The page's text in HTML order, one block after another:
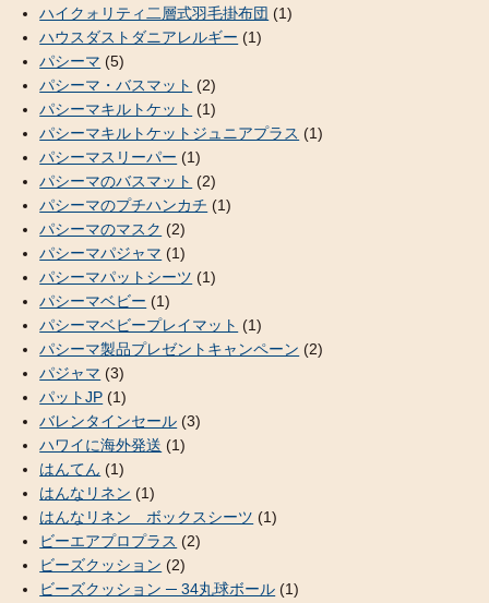
ハイクォリティ二層式羽毛掛布団 (1)
ハウスダストダニアレルギー (1)
パシーマ (5)
パシーマ・バスマット (2)
パシーマキルトケット (1)
パシーマキルトケットジュニアプラス (1)
パシーマスリーパー (1)
パシーマのバスマット (2)
パシーマのプチハンカチ (1)
パシーマのマスク (2)
パシーマパジャマ (1)
パシーマパットシーツ (1)
パシーマベビー (1)
パシーマベビープレイマット (1)
パシーマ製品プレゼントキャンペーン (2)
パジャマ (3)
パットJP (1)
バレンタインセール (3)
ハワイに海外発送 (1)
はんてん (1)
はんなリネン (1)
はんなリネン ボックスシーツ (1)
ビーエアプロプラス (2)
ビーズクッション (2)
ビーズクッション ─ 34丸球ボール (1)